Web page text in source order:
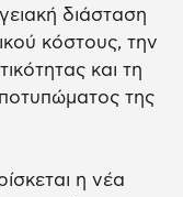
διάσταση
κόστους, την
και τη
της
η νέα